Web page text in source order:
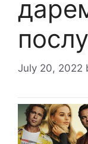
July 20, 2022